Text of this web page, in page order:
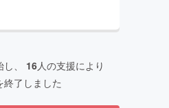
、 16人の支援により
終了しました